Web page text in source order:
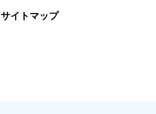
サイトマップ